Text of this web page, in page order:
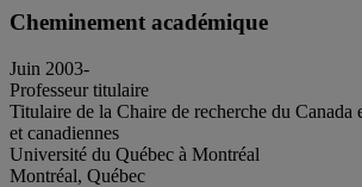
Cheminement académique
Juin 2003-
Professeur titulaire
Titulaire de la Chaire de recherche du Canada
et canadiennes
Université du Québec à Montréal
Montréal, Québec